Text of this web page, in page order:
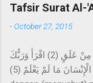
Tafsir Surat Al-
-October 27, 2015
اقْرَأْ بِاسْمِ رَبِّكَ الَّذِي خَلَقَ (1) خَلَقَ الْإِنْسَانَ مِنْ عَلَقٍ (2) اقْرَأْ وَرَبُّكَ
الْأَكْرَمُ (3) الَّذِي عَلَّمَ بِالْقَلَمِ (4) عَلَّمَ الْإِنْسَانَ مَا لَمْ يَعْلَمْ (5) Bacalah